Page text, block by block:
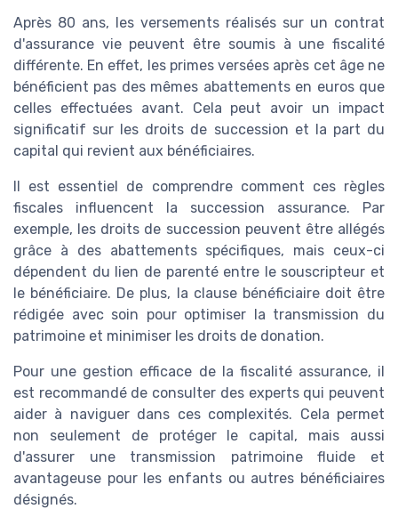
Après 80 ans, les versements réalisés sur un contrat
d'assurance vie peuvent être soumis à une fiscalité
différente. En effet, les primes versées après cet âge ne
bénéficient pas des mêmes abattements en euros que
celles effectuées avant. Cela peut avoir un impact
significatif sur les droits de succession et la part du
capital qui revient aux bénéficiaires.
Il est essentiel de comprendre comment ces règles
fiscales influencent la succession assurance. Par
exemple, les droits de succession peuvent être allégés
grâce à des abattements spécifiques, mais ceux-ci
dépendent du lien de parenté entre le souscripteur et
le bénéficiaire. De plus, la clause bénéficiaire doit être
rédigée avec soin pour optimiser la transmission du
patrimoine et minimiser les droits de donation.
Pour une gestion efficace de la fiscalité assurance, il
est recommandé de consulter des experts qui peuvent
aider à naviguer dans ces complexités. Cela permet
non seulement de protéger le capital, mais aussi
d'assurer une transmission patrimoine fluide et
avantageuse pour les enfants ou autres bénéficiaires
désignés.